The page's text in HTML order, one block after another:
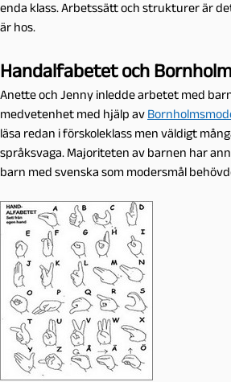
enda klass. Arbetssätt och strukturer är
är hos.
Handalfabetet och
Anette och Jenny inledde arbetet med
medvetenhet med hjälp av
läsa redan i förskoleklass men väldigt
språksvaga. Majoriteten av barnen har
barn med svenska som modersmål